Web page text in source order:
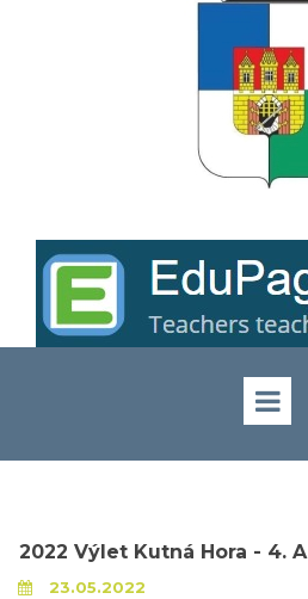
2022 Výlet Kutná Hora - 4. A
23.05.2022